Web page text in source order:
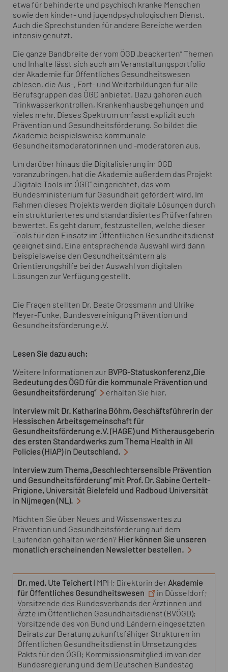
etwa für behinderte und psychisch kranke Menschen
sowie den kinder- und jugendpsychologischen Dienst.
Auch die Sprechstunden für andere Bereiche werden
intensiv genutzt.
Die ganze Bandbreite der vom ÖGD „beackerten“ Themen
und Inhalte lässt sich auch am Veranstaltungsportfolio
der Akademie für Öffentliches Gesundheitswesen
ablesen, die Aus-, Fort- und Weiterbildungen für alle
Berufsgruppen des ÖGD anbietet. Dazu gehören auch
Trinkwasserkontrollen, Krankenhausbegehungen und
vieles mehr. Dieses Spektrum umfasst explizit auch
Prävention und Gesundheitsförderung. So bildet die
Akademie beispielsweise kommunale
Gesundheitsmoderatorinnen und -moderatoren aus.
Um darüber hinaus die Digitalisierung im ÖGD
voranzubringen, hat die Akademie außerdem das Projekt
„Digitale Tools im ÖGD“ eingerichtet, das vom
Bundesministerium für Gesundheit gefördert wird. Im
Rahmen dieses Projekts werden digitale Lösungen durch
ein strukturierteres und standardisiertes Prüfverfahren
bewertet. Es geht darum, festzustellen, welche dieser
Tools für den Einsatz im Öffentlichen Gesundheitsdienst
geeignet sind. Eine entsprechende Auswahl wird dann
beispielsweise den Gesundheitsämtern als
Orientierungshilfe bei der Auswahl von digitalen
Lösungen zur Verfügung gestellt.
Die Fragen stellten Dr. Beate Grossmann und Ulrike
Meyer-Funke, Bundesvereinigung Prävention und
Gesundheitsförderung e.V.
Lesen Sie dazu auch:
Weitere Informationen zur BVPG-Statuskonferenz „Die
Bedeutung des ÖGD für die kommunale Prävention und
Gesundheitsförderung“
erhalten Sie hier.
Interview mit Dr. Katharina Böhm, Geschäftsführerin der
Hessischen Arbeitsgemeinschaft für
Gesundheitsförderung e.V. (HAGE) und Mitherausgeberin
des ersten Standardwerks zum Thema Health in All
Policies (HiAP) in Deutschland.
Interview zum Thema „Geschlechtersensible Prävention
und Gesundheitsförderung“ mit Prof. Dr. Sabine Oertelt-
Prigione, Universität Bielefeld und Radboud Universität
in Nijmegen (NL).
Möchten Sie über Neues und Wissenswertes zu
Prävention und Gesundheitsförderung auf dem
Laufenden gehalten werden? Hier können Sie unseren
monatlich erscheinenden Newsletter bestellen.
Dr. med. Ute Teichert | MPH; Direktorin der Akademie
für Öffentliches Gesundheitswesen
in Düsseldorf;
Vorsitzende des Bundesverbands der Ärztinnen und
Ärzte im Öffentlichen Gesundheitsdienst (BVÖGD);
Vorsitzende des von Bund und Ländern eingesetzten
Beirats zur Beratung zukunftsfähiger Strukturen im
Öffentlichen Gesundheitsdienst in Umsetzung des
Pakts für den ÖGD; Kommissionsmitglied im von der
Bundesregierung und dem Deutschen Bundestag